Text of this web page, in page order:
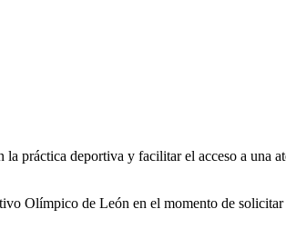
práctica deportiva y facilitar el acceso a una
Olímpico de León en el momento de